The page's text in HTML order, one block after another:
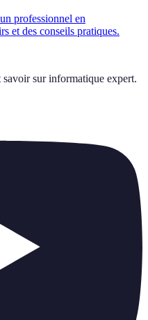
professionnel en
et des conseils pratiques.
savoir sur informatique expert.